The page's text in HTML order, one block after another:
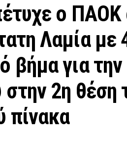
ο ΠΑΟΚ
Λαμία με
βήμα για την
2η θέση
πίνακα